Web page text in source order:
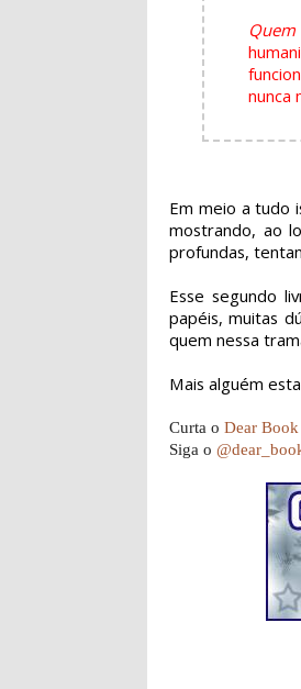
nunca
Em meio a tudo
mostrando, ao
profundas,
Esse segundo
papéis, muitas
quem nessa
Mais alguém
Curta oDear Book
Siga o